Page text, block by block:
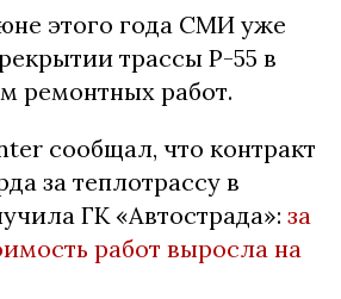
этого года СМИ уже
трассы Р-55 в
ремонтных работ.
сообщал, что контракт
за теплотрассу в
ГК «Автострада»: за
работ выросла на